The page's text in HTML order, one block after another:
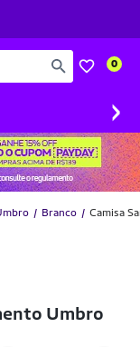
0
›
Branco Camisa
Umbro